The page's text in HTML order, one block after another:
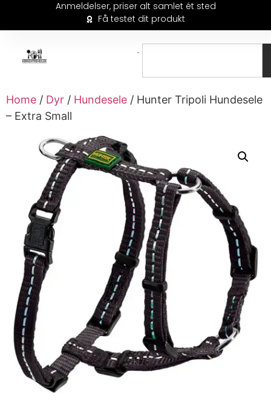
Anmeldelser, priser alt samlet ét sted
Få testet dit produkt
Home / Dyr / Hundesele / Hunter Tripoli Hundesele
– Extra Small